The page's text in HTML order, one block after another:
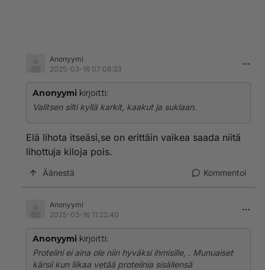
Anonyymi
2025-03-16 07:08:33
Anonyymi kirjoitti:
Valitsen silti kyllä karkit, kaakut ja suklaan.
Elä lihota itseäsi,se on erittäin vaikea saada niitä
lihottuja kiloja pois.
Äänestä Kommentoi
Anonyymi
2025-03-16 11:22:40
Anonyymi kirjoitti:
Proteiini ei aina ole niin hyväksi ihmisille, . Munuaiset
kärsii kun liikaa vetää proteiinia sisällensä